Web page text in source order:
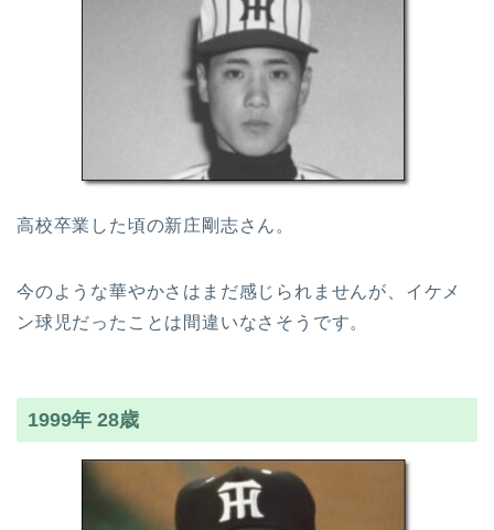
高校卒業した頃の新庄剛志さん。
今のような華やかさはまだ感じられませんが、イケメ
ン球児だったことは間違いなさそうです。
1999年 28歳